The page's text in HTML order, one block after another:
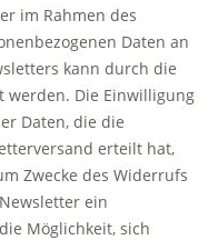
im Rahmen des
Daten an
kann durch die
werden. Die Einwilligung
Daten, die die
erteilt hat,
Zwecke des Widerrufs
ein
Möglichkeit, sich